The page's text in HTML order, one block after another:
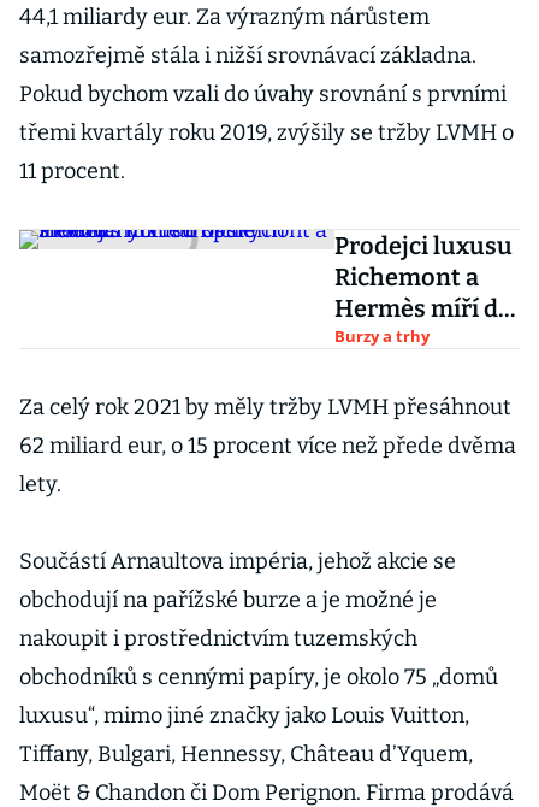
44,1 miliardy eur. Za výrazným nárůstem
samozřejmě stála i nižší srovnávací základna.
Pokud bychom vzali do úvahy srovnání s prvními
třemi kvartály roku 2019, zvýšily se tržby LVMH o
11 procent.
Prodejci luxusu
Richemont a
Hermès míří do
ostře
evropských
indexů
Burzy a trhy
Za celý rok 2021 by měly tržby LVMH přesáhnout
62 miliard eur, o 15 procent více než přede dvěma
lety.
Součástí Arnaultova impéria, jehož akcie se
obchodují na pařížské burze a je možné je
nakoupit i prostřednictvím tuzemských
obchodníků s cennými papíry, je okolo 75 „domů
luxusu“, mimo jiné značky jako Louis Vuitton,
Tiffany, Bulgari, Hennessy, Château d’Yquem,
Moët & Chandon či Dom Perignon. Firma prodává